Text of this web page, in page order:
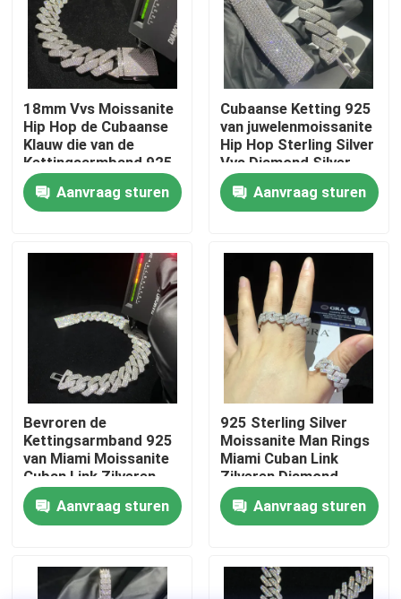
Producten
Ongeveer ons
Fabrieksreis
Kwaliteitscontrole
Contacteer ons
Nieuws
Gevallen
Moissanite Diamond Watch
18mm Vvs Moissanite
Hip Hop de Cubaanse
Klauw die van de
Kettingsarmband 925
Sterling Silver
plaatsenAanvraag sturen
Cubaanse Ketting 925
van juwelenmoissanite
Hip Hop Sterling Silver
Vvs Diamond Silver
20mm Mensen
Aanvraag sturen
Bevroren de
Kettingsarmband 925
van Miami Moissanite
Cuban Link Zilveren
Vvs voor
Juwelenbedrijf
Aanvraag sturen
925 Sterling Silver
Moissanite Man Rings
Miami Cuban Link
Zilveren Diamond
Jewelry
Aanvraag sturen